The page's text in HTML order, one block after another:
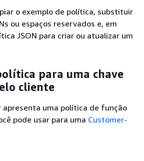
o exemplo de política, substituir
ou espaços reservados e, em
JSON para criar ou atualizar um
para uma chave
cliente
apresenta uma política de função
pode usar para uma Customer-